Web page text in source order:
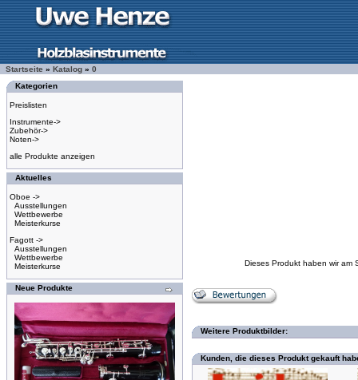
Startseite » Katalog » 0
Kategorien
Preislisten
Instrumente->
Zubehör->
Noten->
alle Produkte anzeigen
Aktuelles
Oboe ->
Ausstellungen
Wettbewerbe
Meisterkurse
Fagott ->
Ausstellungen
Wettbewerbe
Meisterkurse
Neue Produkte
Dieses Produkt haben wir am
Weitere Produktbilder:
Kunden, die dieses Produkt gekauft